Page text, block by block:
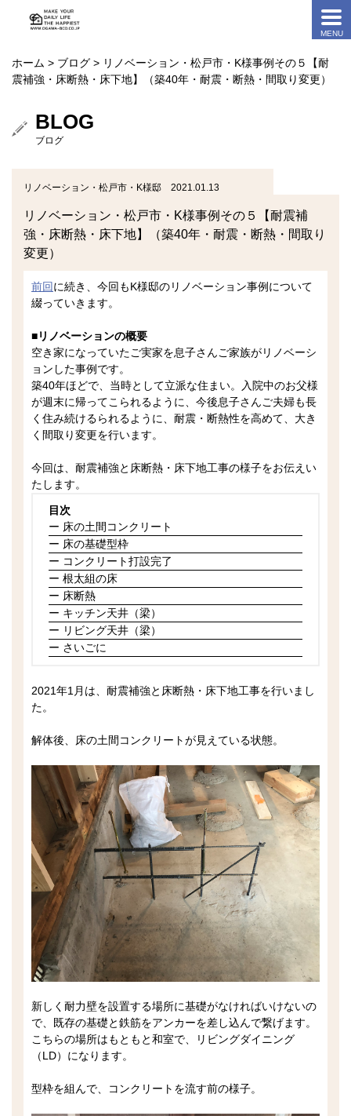
ホーム > ブログ > リノベーション・松戸市・K様事例その５【耐
震補強・床断熱・床下地】（築40年・耐震・断熱・間取り変更）
BLOG
ブログ
リノベーション・松戸市・K様邸 2021.01.13
リノベーション・松戸市・K様事例その５【耐震補
強・床断熱・床下地】（築40年・耐震・断熱・間取り
変更）
前回に続き、今回もK様邸のリノベーション事例について
綴っていきます。
■リノベーションの概要
空き家になっていたご実家を息子さんご家族がリノベーシ
ョンした事例です。
築40年ほどで、当時として立派な住まい。入院中のお父様
が週末に帰ってこられるように、今後息子さんご夫婦も長
く住み続けるられるように、耐震・断熱性を高めて、大き
く間取り変更を行います。
今回は、耐震補強と床断熱・床下地工事の様子をお伝えい
たします。
目次
ー 床の土間コンクリート
ー 床の基礎型枠
ー コンクリート打設完了
ー 根太組の床
ー 床断熱
ー キッチン天井（梁）
ー リビング天井（梁）
ー さいごに
2021年1月は、耐震補強と床断熱・床下地工事を行いまし
た。
解体後、床の土間コンクリートが見えている状態。
新しく耐力壁を設置する場所に基礎がなければいけないの
で、既存の基礎と鉄筋をアンカーを差し込んで繋げます。
こちらの場所はもともと和室で、リビングダイニング
（LD）になります。
型枠を組んで、コンクリートを流す前の様子。